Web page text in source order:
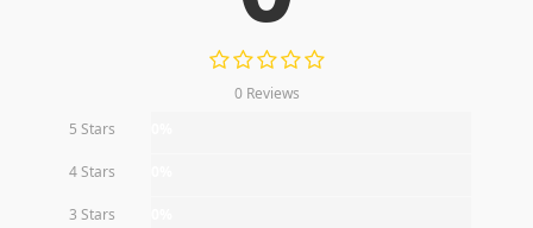
0 Reviews
5 Stars
4 Stars
3 Stars